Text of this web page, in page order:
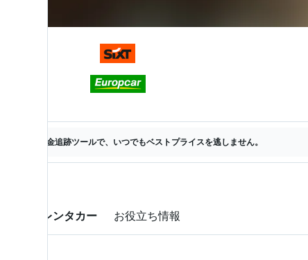
料金追跡ツールで、いつでもベストプライスを逃しません。
お得なレンタカー お役立ち情報